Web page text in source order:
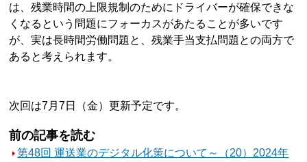
は、残業時間の上限規制のためにドライバーが確保できな
くなるという問題にフォーカスがあたることが多いです
が、実は長時間労働問題と、残業手当支払問題との両方で
あると考えられます。
次回は7月7日（金）更新予定です。
前の記事を読む
第48回 運送業のデジタル化策について～（20）2024年